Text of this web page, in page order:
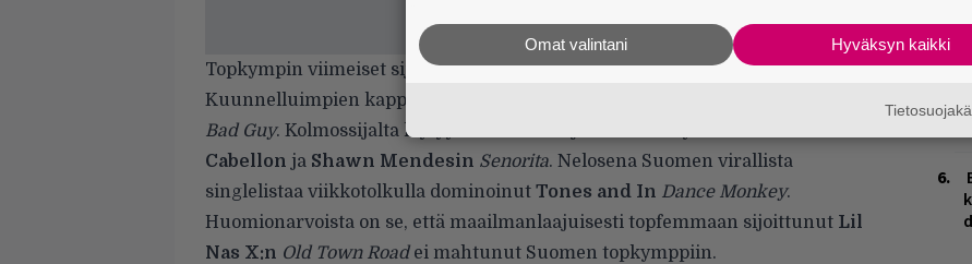
Topkympin viimeiset sijat menevätGettomasallejaSannille
Kuunnelluimpien kappaleiden listalla Ikuisen vapun jälkeen on Billie Eilishin
Bad Guy. Kolmossijalta löytyy maailmanlaajuisen listan ykkösenä oleva
Cabellon ja Shawn Mendesin Senorita. Nelosena Suomen virallista
singlelistaa viikkotolkulla dominoinut Tones and In Dance Monkey.
Huomionarvoista on se, että maailmanlaajuisesti topfemmaan sijoittunut Lil
Nas X:n Old Town Roadei mahtunut Suomen topkymppiin.
Hyväksyn kaikki
Omat valintani